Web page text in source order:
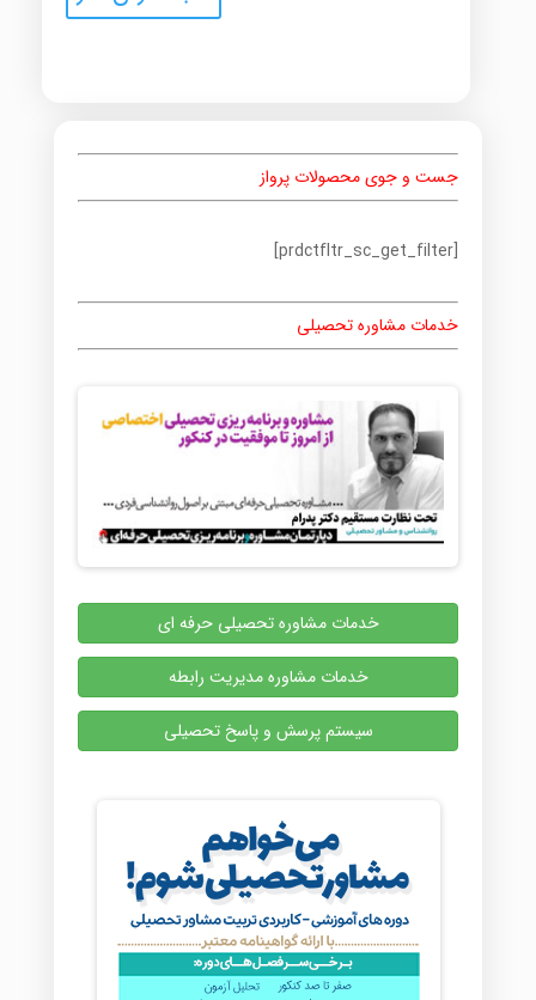
جست و جوی محصولات پرواز
[prdctfltr_sc_get_filter]
خدمات مشاوره تحصیلی
خدمات مشاوره تحصیلی حرفه ای
خدمات مشاوره مدیریت رابطه
سیستم پرسش و پاسخ تحصیلی